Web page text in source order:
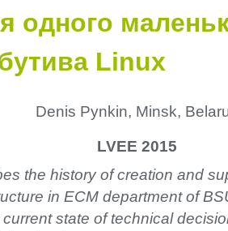
одного
Linux
Denis Pynkin, Minsk,
LVEE 2015
the history of creation and
in ECM department of
state of technical